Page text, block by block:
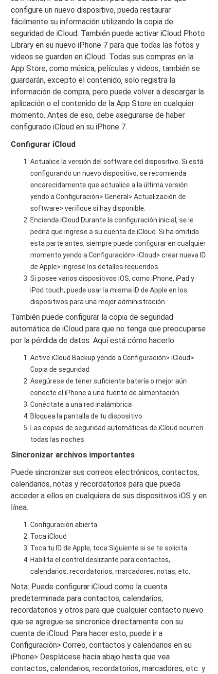
configure un nuevo dispositivo, pueda restaurar
fácilmente su información utilizando la copia de
seguridad de iCloud. También puede activar iCloud Photo
Library en su nuevo iPhone 7 para que todas las fotos y
videos se guarden en iCloud. Todas sus compras en la
App Store, como música, películas y videos, también se
guardarán, excepto el contenido, solo registra la
información de compra, pero puede volver a descargar la
aplicación o el contenido de la App Store en cualquier
momento. Antes de eso, debe asegurarse de haber
configurado iCloud en su iPhone 7.
Configurar iCloud
Actualice la versión del software del dispositivo. Si está
configurando un nuevo dispositivo, se recomienda
encarecidamente que actualice a la última versión
yendo a Configuración> General> Actualización de
software> verifique si hay disponible.
Encienda iCloud Durante la configuración inicial, se le
pedirá que ingrese a su cuenta de iCloud. Si ha omitido
esta parte antes, siempre puede configurar en cualquier
momento yendo a Configuración> iCloud> crear nueva ID
de Apple> ingrese los detalles requeridos.
Si posee varios dispositivos iOS, como iPhone, iPad y
iPod touch, puede usar la misma ID de Apple en los
dispositivos para una mejor administración.
También puede configurar la copia de seguridad
automática de iCloud para que no tenga que preocuparse
por la pérdida de datos. Aquí está cómo hacerlo:
Active iCloud Backup yendo a Configuración> iCloud>
Copia de seguridad
Asegúrese de tener suficiente batería o mejor aún
conecte el iPhone a una fuente de alimentación.
Conéctate a una red inalámbrica
Bloquea la pantalla de tu dispositivo
Las copias de seguridad automáticas de iCloud ocurren
todas las noches
Sincronizar archivos importantes
Puede sincronizar sus correos electrónicos, contactos,
calendarios, notas y recordatorios para que pueda
acceder a ellos en cualquiera de sus dispositivos iOS y en
línea.
Configuración abierta
Toca iCloud
Toca tu ID de Apple, toca Siguiente si se te solicita
Habilita el control deslizante para contactos,
calendarios, recordatorios, marcadores, notas, etc.
Nota: Puede configurar iCloud como la cuenta
predeterminada para contactos, calendarios,
recordatorios y otros para que cualquier contacto nuevo
que se agregue se sincronice directamente con su
cuenta de iCloud. Para hacer esto, puede ir a
Configuración> Correo, contactos y calendarios en su
iPhone> Desplácese hacia abajo hasta que vea
contactos, calendarios, recordatorios, marcadores, etc. y